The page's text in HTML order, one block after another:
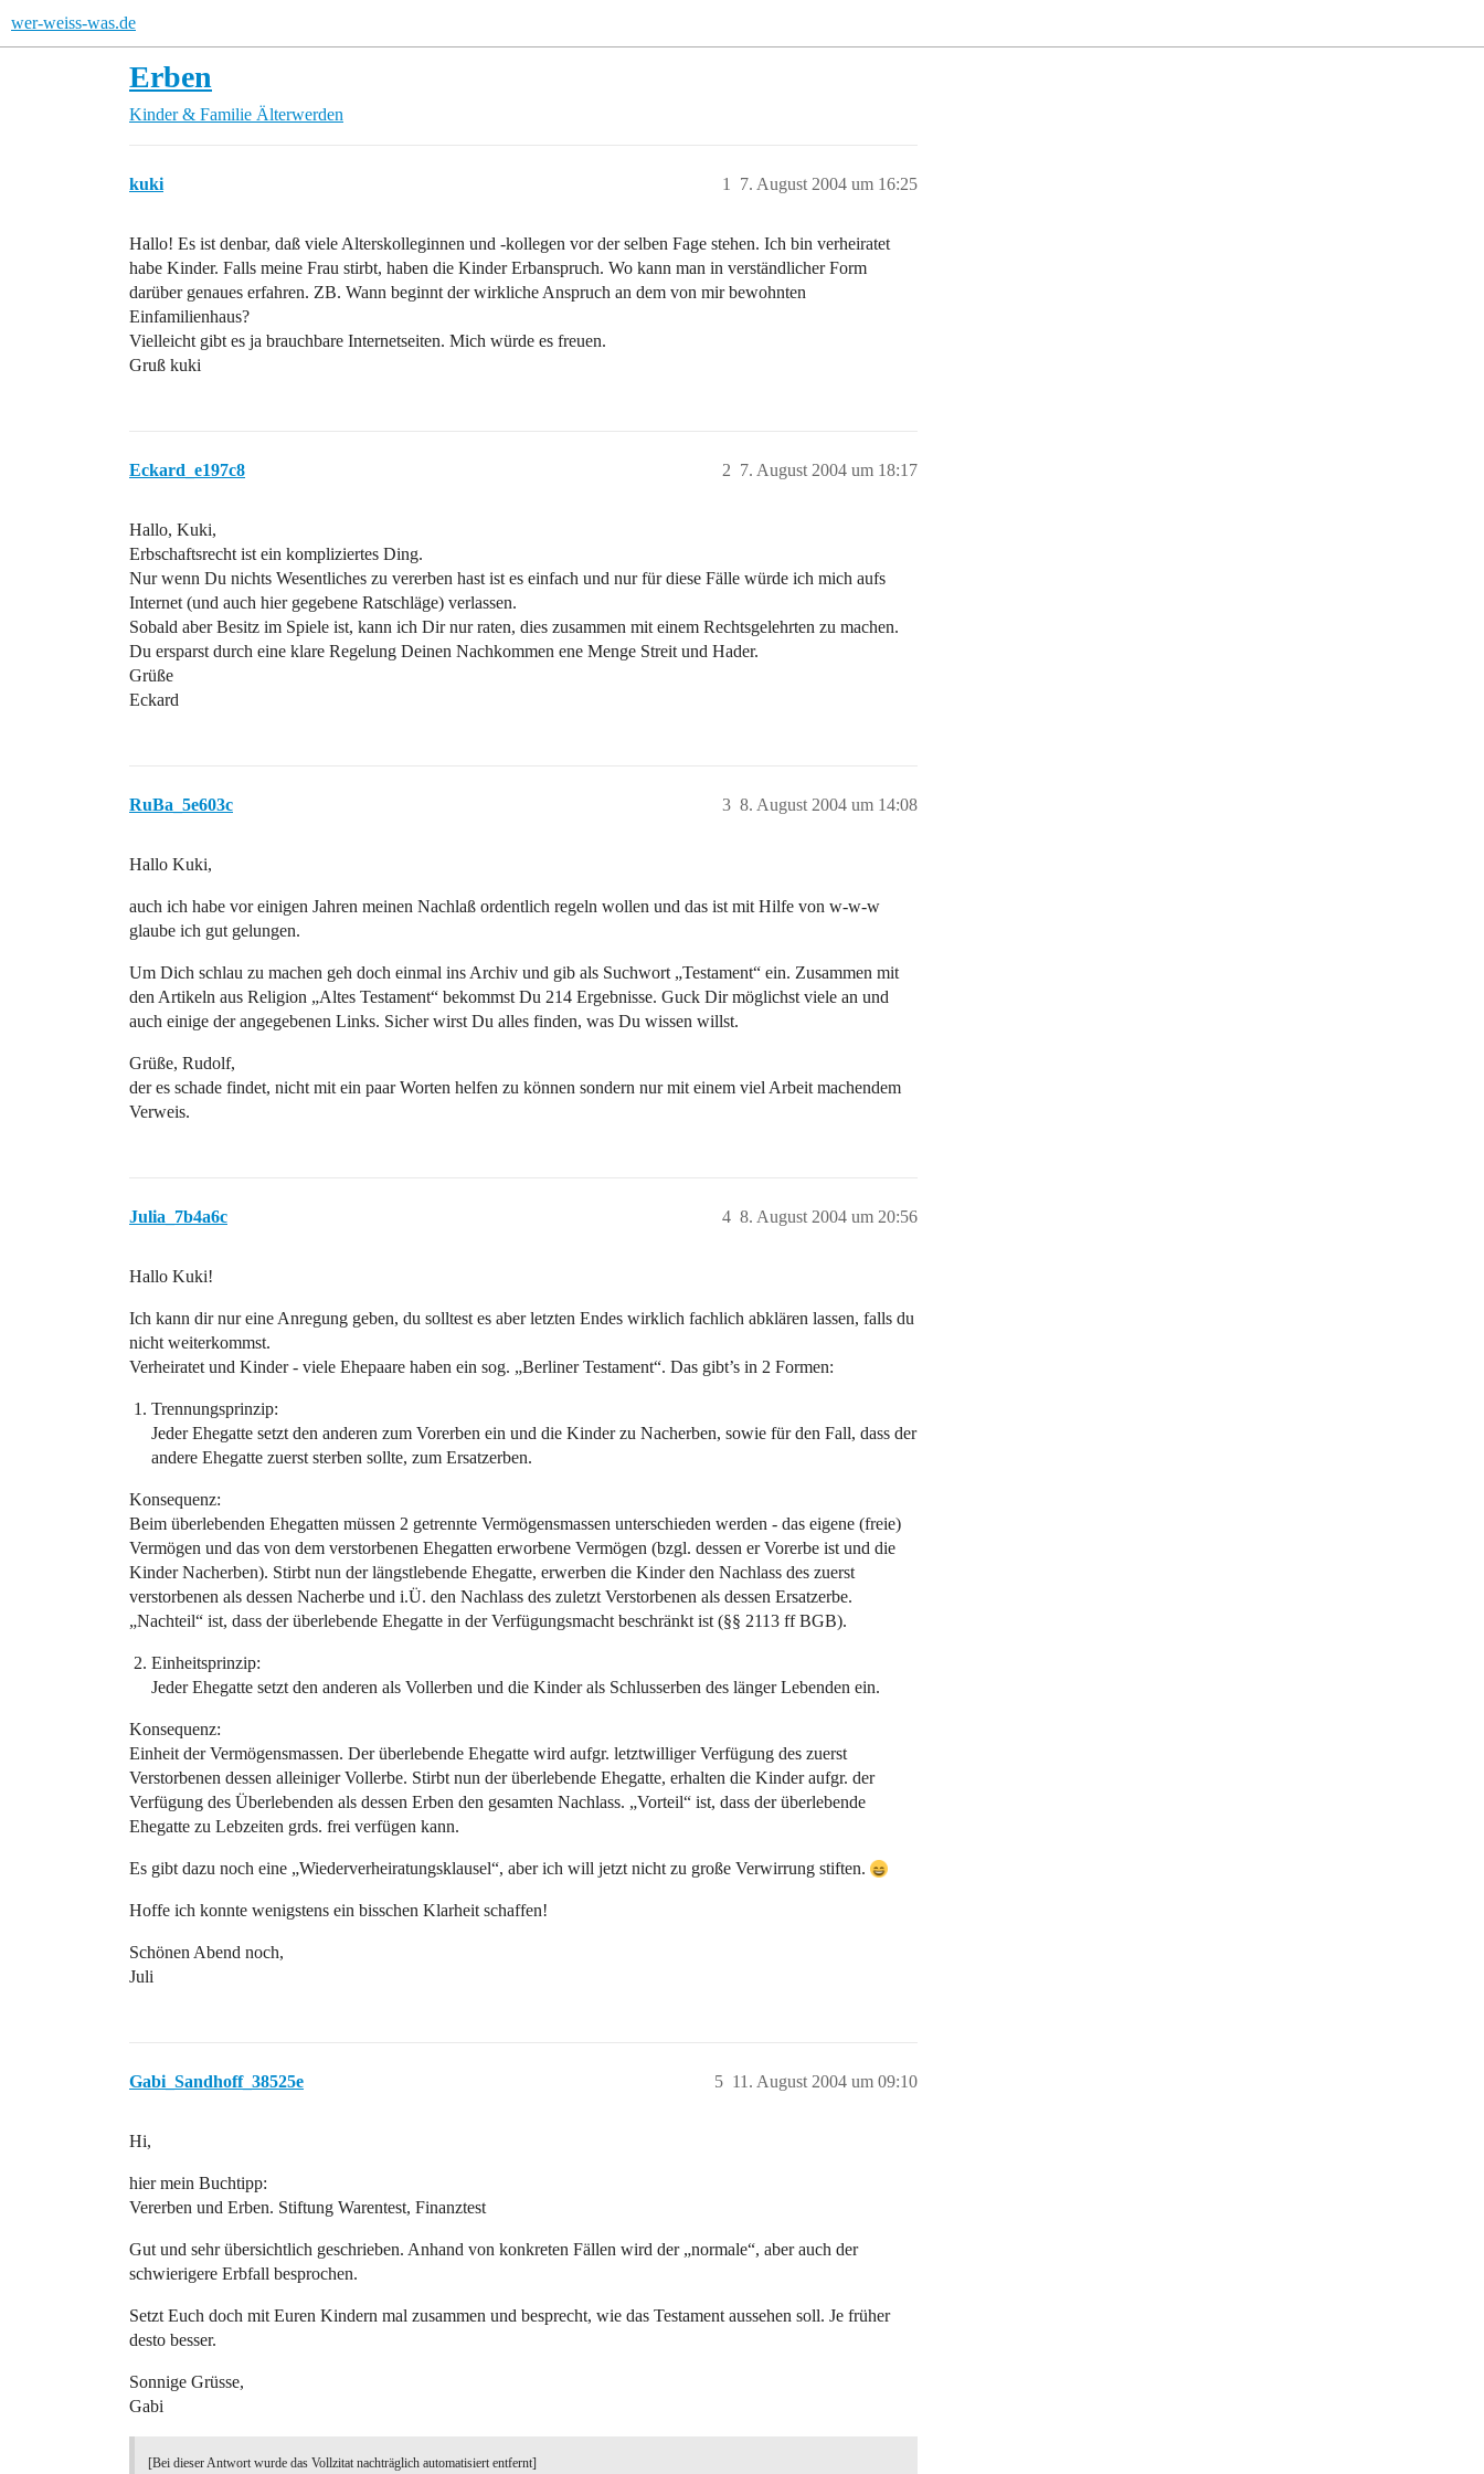
wer-weiss-was.de
Erben
Kinder & Familie Älterwerden
kuki 7. August 2004 um 16:25
1
Hallo! Es ist denbar, daß viele Alterskolleginnen und -kollegen vor der selben Fage stehen. Ich bin verheiratet
habe Kinder. Falls meine Frau stirbt, haben die Kinder Erbanspruch. Wo kann man in verständlicher Form
darüber genaues erfahren. ZB. Wann beginnt der wirkliche Anspruch an dem von mir bewohnten
Einfamilienhaus?
Vielleicht gibt es ja brauchbare Internetseiten. Mich würde es freuen.
Gruß kuki
Eckard_e197c8 7. August 2004 um 18:17
2
Hallo, Kuki,
Erbschaftsrecht ist ein kompliziertes Ding.
Nur wenn Du nichts Wesentliches zu vererben hast ist es einfach und nur für diese Fälle würde ich mich aufs
Internet (und auch hier gegebene Ratschläge) verlassen.
Sobald aber Besitz im Spiele ist, kann ich Dir nur raten, dies zusammen mit einem Rechtsgelehrten zu machen.
Du ersparst durch eine klare Regelung Deinen Nachkommen ene Menge Streit und Hader.
Grüße
Eckard
RuBa_5e603c 8. August 2004 um 14:08
3
Hallo Kuki,
auch ich habe vor einigen Jahren meinen Nachlaß ordentlich regeln wollen und das ist mit Hilfe von w-w-w
glaube ich gut gelungen.
Um Dich schlau zu machen geh doch einmal ins Archiv und gib als Suchwort „Testament“ ein. Zusammen mit
den Artikeln aus Religion „Altes Testament“ bekommst Du 214 Ergebnisse. Guck Dir möglichst viele an und
auch einige der angegebenen Links. Sicher wirst Du alles finden, was Du wissen willst.
Grüße, Rudolf,
der es schade findet, nicht mit ein paar Worten helfen zu können sondern nur mit einem viel Arbeit machendem
Verweis.
Julia_7b4a6c 8. August 2004 um 20:56
4
Hallo Kuki!
Ich kann dir nur eine Anregung geben, du solltest es aber letzten Endes wirklich fachlich abklären lassen, falls du
nicht weiterkommst.
Verheiratet und Kinder - viele Ehepaare haben ein sog. „Berliner Testament“. Das gibt’s in 2 Formen:
Trennungsprinzip:
Jeder Ehegatte setzt den anderen zum Vorerben ein und die Kinder zu Nacherben, sowie für den Fall, dass der
andere Ehegatte zuerst sterben sollte, zum Ersatzerben.
Konsequenz:
Beim überlebenden Ehegatten müssen 2 getrennte Vermögensmassen unterschieden werden - das eigene (freie)
Vermögen und das von dem verstorbenen Ehegatten erworbene Vermögen (bzgl. dessen er Vorerbe ist und die
Kinder Nacherben). Stirbt nun der längstlebende Ehegatte, erwerben die Kinder den Nachlass des zuerst
verstorbenen als dessen Nacherbe und i.Ü. den Nachlass des zuletzt Verstorbenen als dessen Ersatzerbe.
„Nachteil“ ist, dass der überlebende Ehegatte in der Verfügungsmacht beschränkt ist (§§ 2113 ff BGB).
Einheitsprinzip:
Jeder Ehegatte setzt den anderen als Vollerben und die Kinder als Schlusserben des länger Lebenden ein.
Konsequenz:
Einheit der Vermögensmassen. Der überlebende Ehegatte wird aufgr. letztwilliger Verfügung des zuerst
Verstorbenen dessen alleiniger Vollerbe. Stirbt nun der überlebende Ehegatte, erhalten die Kinder aufgr. der
Verfügung des Überlebenden als dessen Erben den gesamten Nachlass. „Vorteil“ ist, dass der überlebende
Ehegatte zu Lebzeiten grds. frei verfügen kann.
Es gibt dazu noch eine „Wiederverheiratungsklausel“, aber ich will jetzt nicht zu große Verwirrung stiften.
Hoffe ich konnte wenigstens ein bisschen Klarheit schaffen!
Schönen Abend noch,
Juli
Gabi_Sandhoff_38525e 11. August 2004 um 09:10
5
Hi,
hier mein Buchtipp:
Vererben und Erben. Stiftung Warentest, Finanztest
Gut und sehr übersichtlich geschrieben. Anhand von konkreten Fällen wird der „normale“, aber auch der
schwierigere Erbfall besprochen.
Setzt Euch doch mit Euren Kindern mal zusammen und besprecht, wie das Testament aussehen soll. Je früher
desto besser.
Sonnige Grüsse,
Gabi
[Bei dieser Antwort wurde das Vollzitat nachträglich automatisiert entfernt]